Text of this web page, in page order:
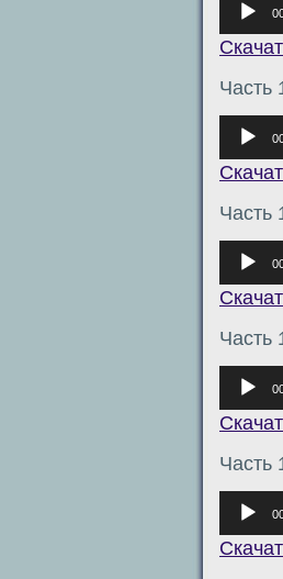
Часть
Часть
Часть
Часть